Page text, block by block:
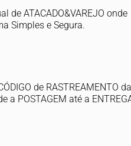
de ATACADO&VAREJO onde
Simples e Segura.
de RASTREAMENTO da
a POSTAGEM até a